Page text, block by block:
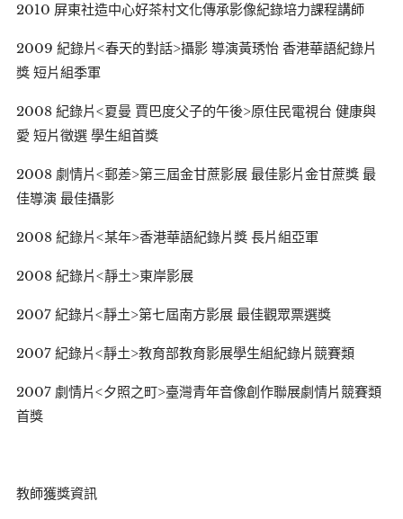
2010 屏東社造中心好茶村文化傳承影像紀錄培力課程講師
2009 紀錄片<春天的對話>攝影 導演黃琇怡 香港華語紀錄片
獎 短片組季軍
2008 紀錄片<夏曼 賈巴度父子的午後>原住民電視台 健康與
愛 短片徵選 學生組首獎
2008 劇情片<郵差>第三屆金甘蔗影展 最佳影片金甘蔗獎 最
佳導演 最佳攝影
2008 紀錄片<某年>香港華語紀錄片獎 長片組亞軍
2008 紀錄片<靜土>東岸影展
2007 紀錄片<靜土>第七屆南方影展 最佳觀眾票選獎
2007 紀錄片<靜土>教育部教育影展學生組紀錄片競賽類
2007 劇情片<夕照之町>臺灣青年音像創作聯展劇情片競賽類
首獎
教師獲獎資訊